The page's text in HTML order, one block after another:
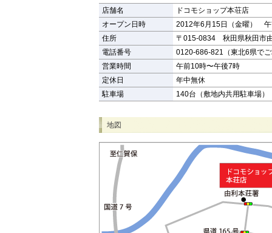
店舗名
ドコモショップ本荘店
オープン日時
2012年6月15日（金曜） 午
住所
〒015-0834 秋田県秋田市
電話番号
0120-686-821（東北6県で
営業時間
午前10時〜午後7時
定休日
年中無休
駐車場
140台（敷地内共用駐車場）
地図